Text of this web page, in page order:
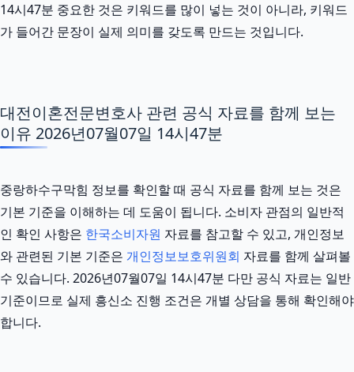
14시47분 중요한 것은 키워드를 많이 넣는 것이 아니라, 키워드
가 들어간 문장이 실제 의미를 갖도록 만드는 것입니다.
대전이혼전문변호사 관련 공식 자료를 함께 보는
이유 2026년07월07일 14시47분
중랑하수구막힘 정보를 확인할 때 공식 자료를 함께 보는 것은
기본 기준을 이해하는 데 도움이 됩니다. 소비자 관점의 일반적
인 확인 사항은 한국소비자원 자료를 참고할 수 있고, 개인정보
와 관련된 기본 기준은 개인정보보호위원회 자료를 함께 살펴볼
수 있습니다. 2026년07월07일 14시47분 다만 공식 자료는 일반
기준이므로 실제 흥신소 진행 조건은 개별 상담을 통해 확인해야
합니다.